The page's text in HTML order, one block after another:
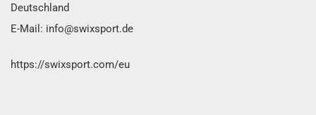
Deutschland
E-Mail: info@swixsport.de
https://swixsport.com/eu